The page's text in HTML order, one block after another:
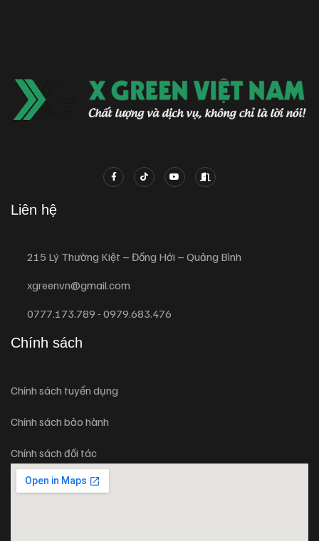
Liên hệ
215 Lý Thường Kiệt – Đồng Hới – Quảng Bình
xgreenvn@gmail.com
0777.173.789 - 0979.683.476
Chính sách
Chính sách tuyển dụng
Chính sách bảo hành
Chính sách đối tác